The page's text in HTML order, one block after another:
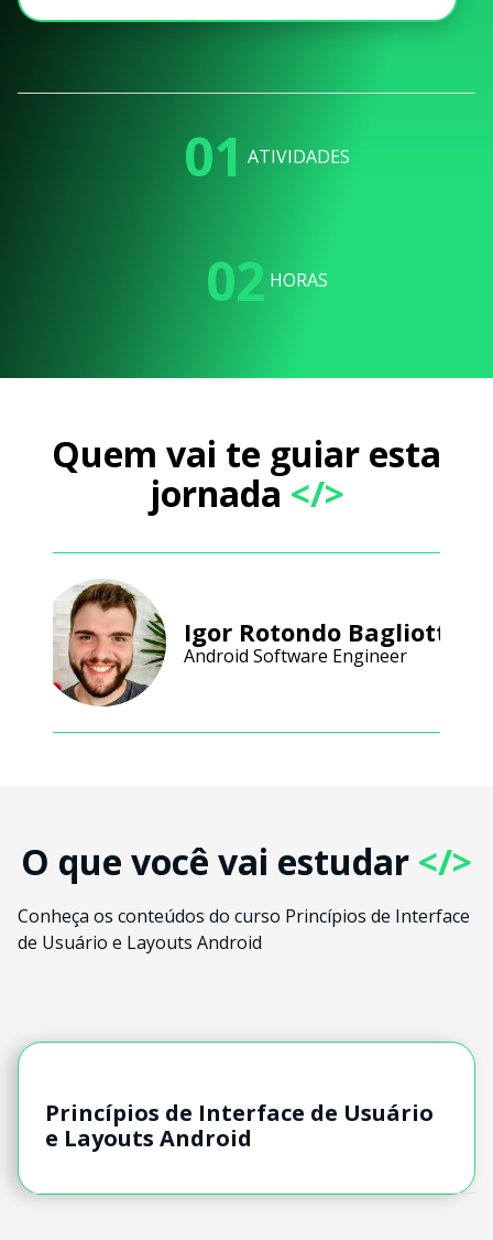
01 ATIVIDADES
02 HORAS
Quem vai te guiar esta
jornada </>
Igor Rotondo Bagliotti
Android Software Engineer
O que você vai estudar </>
Conheça os conteúdos do curso Princípios de Interface
de Usuário e Layouts Android
Princípios de Interface de Usuário
e Layouts Android